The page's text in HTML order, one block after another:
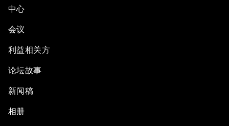
中心
会议
利益相关方
论坛故事
新闻稿
相册